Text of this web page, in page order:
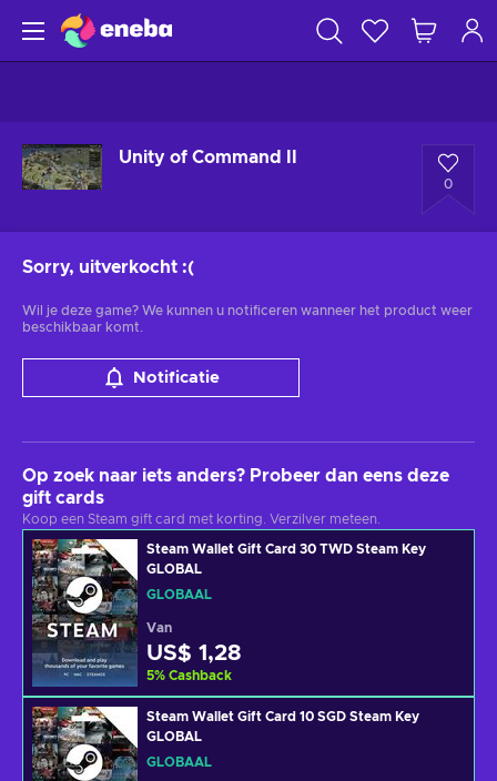
Unity of Command II
0
Sorry, uitverkocht :(
Wil je deze game? We kunnen u notificeren wanneer het product weer
beschikbaar komt.
Notificatie
Op zoek naar iets anders? Probeer dan eens deze
gift cards
Koop een Steam gift card met korting. Verzilver meteen.
Steam Wallet Gift Card 30 TWD Steam Key
GLOBAL
GLOBAAL
Van
US$ 1,28
5% Cashback
Steam Wallet Gift Card 10 SGD Steam Key
GLOBAL
GLOBAAL